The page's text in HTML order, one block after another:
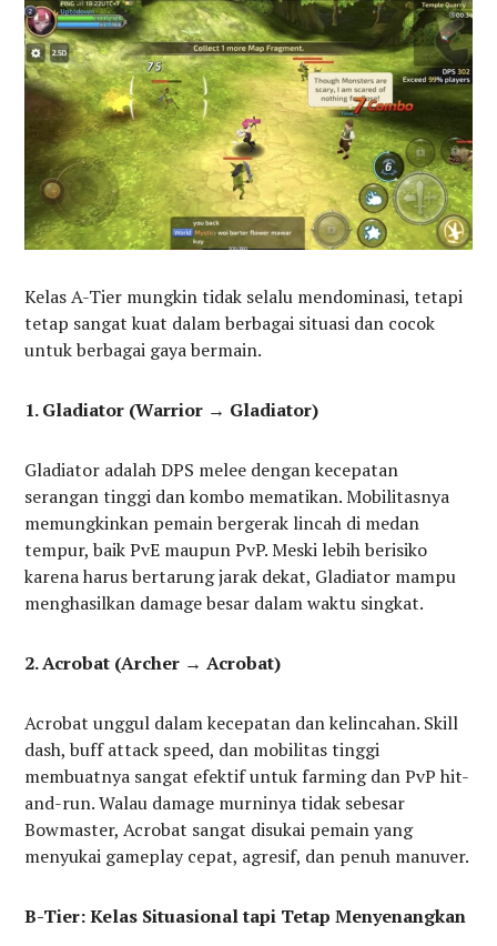
Kelas A-Tier mungkin tidak selalu mendominasi, tetapi
tetap sangat kuat dalam berbagai situasi dan cocok
untuk berbagai gaya bermain.
1. Gladiator (Warrior → Gladiator)
Gladiator adalah DPS melee dengan kecepatan
serangan tinggi dan kombo mematikan. Mobilitasnya
memungkinkan pemain bergerak lincah di medan
tempur, baik PvE maupun PvP. Meski lebih berisiko
karena harus bertarung jarak dekat, Gladiator mampu
menghasilkan damage besar dalam waktu singkat.
2. Acrobat (Archer → Acrobat)
Acrobat unggul dalam kecepatan dan kelincahan. Skill
dash, buff attack speed, dan mobilitas tinggi
membuatnya sangat efektif untuk farming dan PvP hit-
and-run. Walau damage murninya tidak sebesar
Bowmaster, Acrobat sangat disukai pemain yang
menyukai gameplay cepat, agresif, dan penuh manuver.
B-Tier: Kelas Situasional tapi Tetap Menyenangkan